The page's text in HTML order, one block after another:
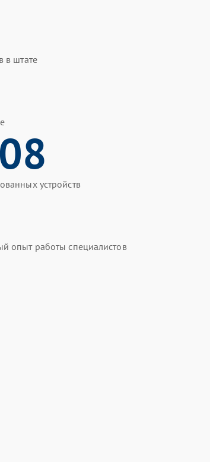
в штате
устройств
опыт работы специалистов